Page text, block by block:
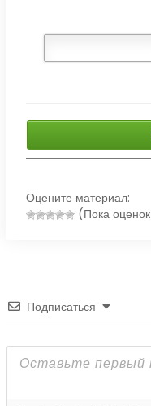
Оцените материал:
(Пока
Подписаться